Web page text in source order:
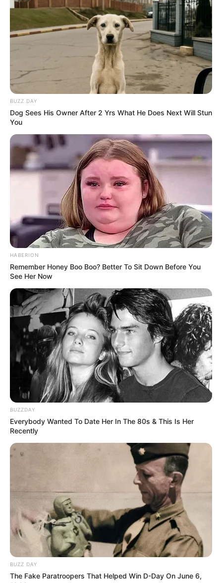
10 Pose Manekin Anti
Mainstream yang Konyol
Banget
8 Kata Lucu Seputar Malam
Minggu ala Jomblo yang Bikin
Ngenes
10 Desain Kanopi Tempat
Tidur, Serasa Beristirahat di
Kamar Raja
Tampil Lebih Modern, 7 Potret
Hasil Renovasi Rumah Berusia
90 Tahun
BUZZ DAY
Dog Sees His Owner After 2 Yrs What He Does Next Will Stun
You
HABERION
Remember Honey Boo Boo? Better To Sit Down Before You
See Her Now
BUZZDAY
Everybody Wanted To Date Her In The 80s & This Is Her
Recently
BUZZ DAY
The Fake Paratroopers That Helped Win D-Day On June 6,